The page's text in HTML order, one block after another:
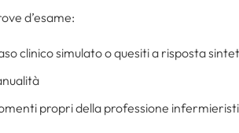
d’esame:
clinico simulato o quesiti a risposta
propri della professione